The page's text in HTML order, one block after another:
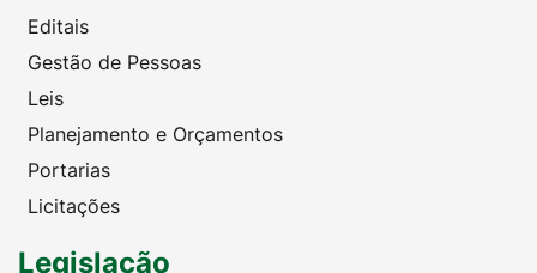
Editais
Gestão de Pessoas
Leis
Planejamento e Orçamentos
Portarias
Licitações
Legislação